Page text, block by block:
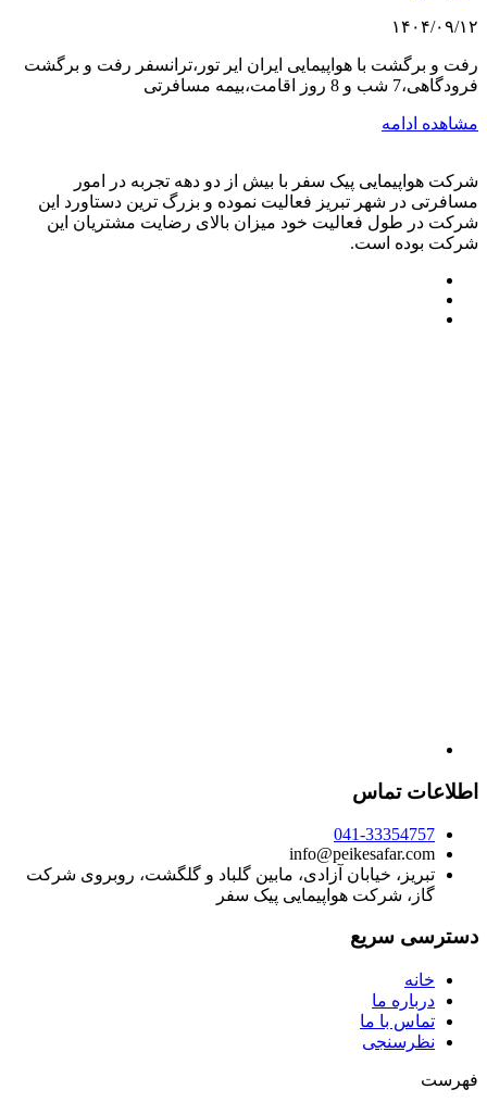
۱۴۰۴/۰۹/۱۲
رفت و برگشت با هواپیمایی ایران ایر تور،ترانسفر رفت و برگشت
فرودگاهی،7 شب و 8 روز اقامت،بیمه مسافرتی
مشاهده ادامه
شرکت هواپیمایی پیک سفر با بیش از دو دهه تجربه در امور
مسافرتی در شهر تبریز فعالیت نموده و بزرگ ترین دستاورد این
شرکت در طول فعالیت خود میزان بالای رضایت مشتریان این
شرکت بوده است.
اطلاعات تماس
041-33354757
info@peikesafar.com
تبریز، خیابان آزادی، مابین گلباد و گلگشت، روبروی شرکت
گاز، شرکت هواپیمایی پیک سفر
دسترسی سریع
خانه
درباره ما
تماس با ما
نظرسنجی
فهرست